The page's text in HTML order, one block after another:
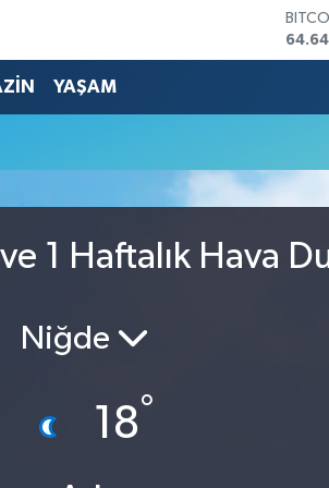
13.799
YAŞAM
1 Haftalık Hava
Niğde
18°